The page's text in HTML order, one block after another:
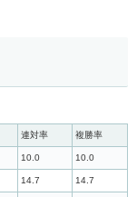
連対率 複勝率
10.0 10.0
14.7 14.7